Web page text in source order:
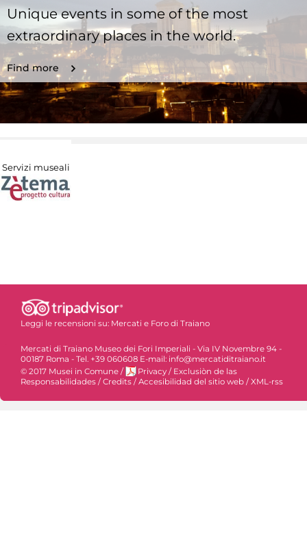
Unique events in some of the most
extraordinary places in the world.
Find more
Servizi museali
Leggi le recensioni su: Mercati e Foro di Traiano
Mercati di Traiano Museo dei Fori Imperiali - Via IV Novembre 94 -
00187 Roma - Tel. +39 060608 E-mail: info@mercatiditraiano.it
© 2017 Musei in Comune / Privacy / Exclusiòn de las
Responsabilidades / Credits / Accesibilidad del sitio web / XML-rss